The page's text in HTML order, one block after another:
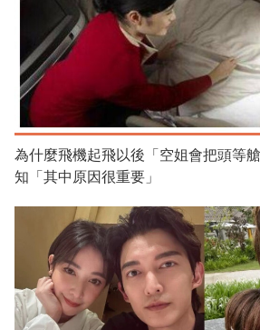
為什麼飛機起飛以後「空姐會把頭等
知「其中原因很重要」